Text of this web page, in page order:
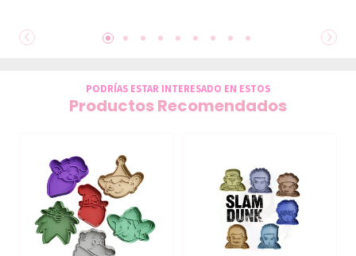
PODRÍAS ESTAR INTERESADO EN ESTOS
Productos Recomendados